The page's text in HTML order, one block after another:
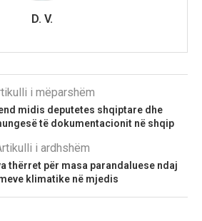
D. V.
i mëparshëm
midis deputetes shqiptare dhe
të dokumentacionit në shqip
i ardhshëm
thërret për masa parandaluese ndaj
klimatike në mjedis